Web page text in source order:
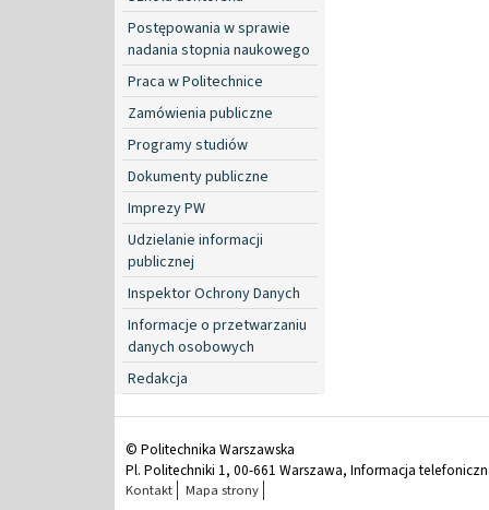
Postępowania w sprawie
nadania stopnia naukowego
Praca w Politechnice
Zamówienia publiczne
Programy studiów
Dokumenty publiczne
Imprezy PW
Udzielanie informacji
publicznej
Inspektor Ochrony Danych
Informacje o przetwarzaniu
danych osobowych
Redakcja
© Politechnika Warszawska
Pl. Politechniki 1, 00-661 Warszawa, Informacja
Kontakt Mapa strony